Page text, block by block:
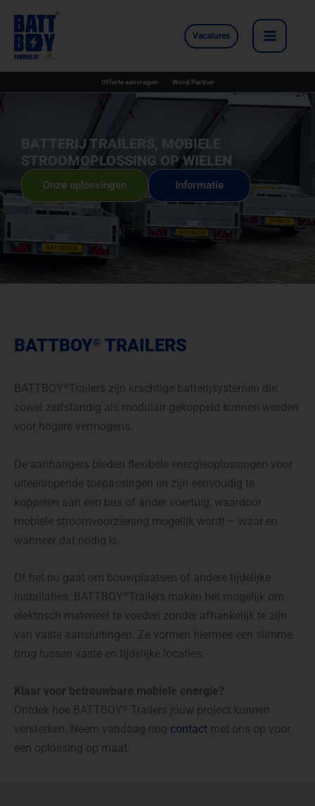
naar
Vacatures
Offerte aanvragen Word Partner
BATTERIJ TRAILERS, MOBIELE
STROOMOPLOSSING OP WIELEN
Onze oplossingen Informatie
BATTBOY® TRAILERS
BATTBOY ® Trailers zijn krachtige batterijsystemen die
zowel zelfstandig als modulair gekoppeld kunnen worden
voor hogere vermogens.
De aanhangers bieden flexibele energieoplossingen voor
uiteenlopende toepassingen en zijn eenvoudig te
koppelen aan een bus of ander voertuig, waardoor
mobiele stroomvoorziening mogelijk wordt – waar en
wanneer dat nodig is.
Of het nu gaat om bouwplaatsen of andere tijdelijke
installaties: BATTBOY ® Trailers maken het mogelijk om
elektrisch materieel te voeden zonder afhankelijk te zijn
van vaste aansluitingen. Ze vormen hiermee een slimme
brug tussen vaste en tijdelijke locaties.
Klaar voor betrouwbare mobiele energie?
Ontdek hoe BATTBOY ®
Trailers jouw project kunnen
versterken. Neem vandaag nog contact met ons op voor
een oplossing op maat.